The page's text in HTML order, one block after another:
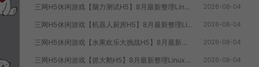
三网H5休闲游戏【脑力测试H5】8月最新整理Linux手工服务端+Win一键服务端+解压即玩+简易安卓客户端+详细搭建教程 2026-08-04
三网H5休闲游戏【机器人厨房H5】8月最新整理Linux手工服务端+Win一键服务端+解压即玩+简易安卓客户端+详细搭建教程 2026-08-04
三网H5休闲游戏【水果欢乐大挑战H5】8月最新整理Linux手工服务端+Win一键服务端+解压即玩+简易安卓客户端+详细搭建教程 2026-08-04
三网H5休闲游戏【抓大鹅H5】8月最新整理Linux手工服务端+Win一键服务端+解压即玩+简易安卓客户端+详细搭建教程 2026-08-04